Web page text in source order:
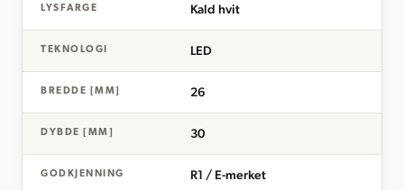
LYSFARGE Kald hvit
TEKNOLOGI LED
BREDDE [MM] 26
DYBDE [MM] 30
GODKJENNING R1 / E-merket